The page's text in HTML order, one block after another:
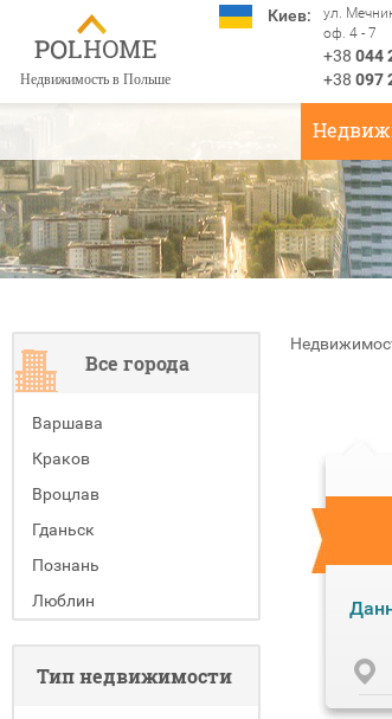
Недвижимость в Польше
Киев:
ул.
оф. 4 - 7
+38 044
+38 097
Все города
Варшава
Краков
Вроцлав
Гданьск
Познань
Люблин
Тип недвижимости